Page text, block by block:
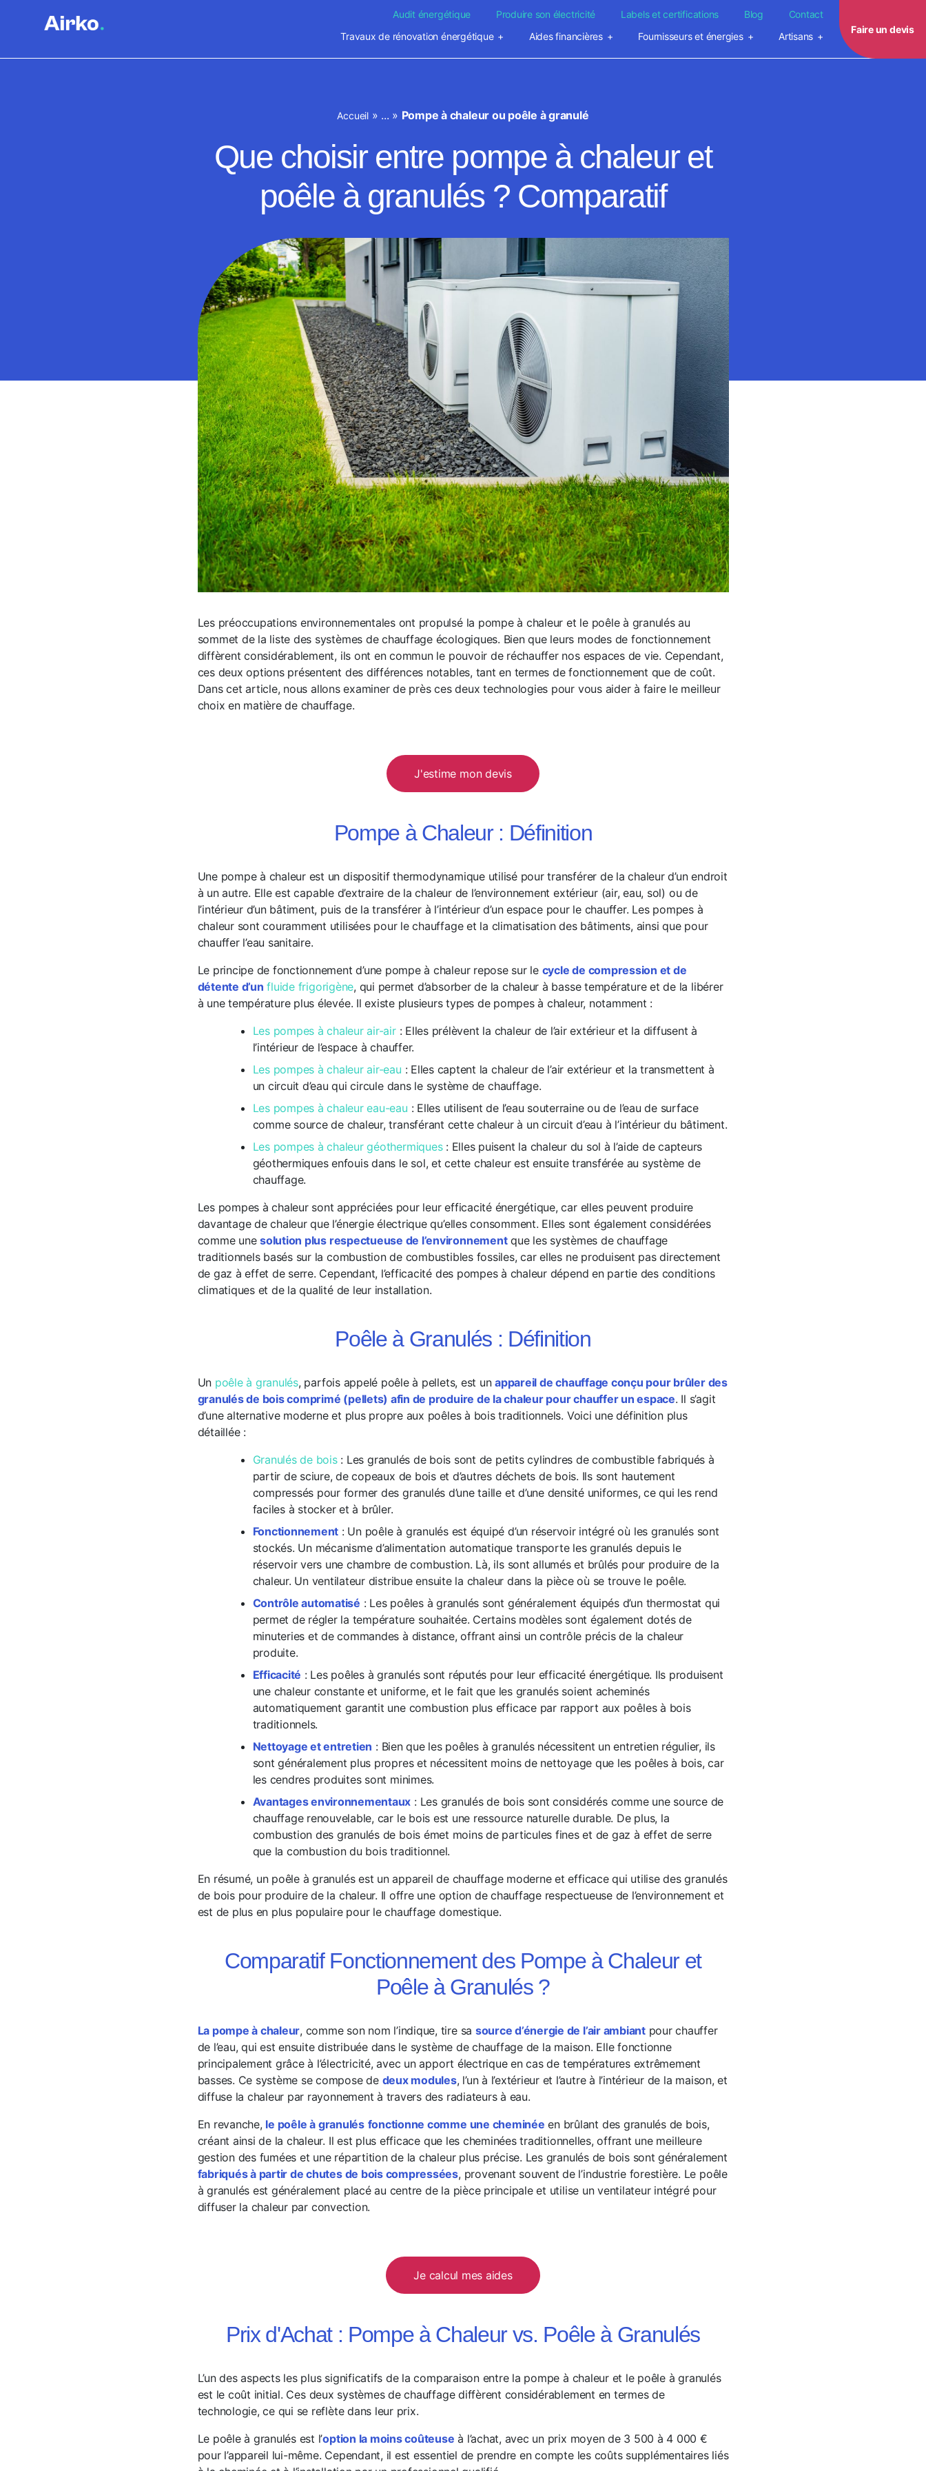
Audit énergétique Produire son électricité Labels et certifications Blog
Contact
Travaux de rénovation énergétique
Aides financières Fournisseurs et énergies Artisans
Faire un devis
Accueil» ... » Pompe à chaleur ou poêle à granulé
Que choisir entre pompe à chaleur et
poêle à granulés ? Comparatif
Les préoccupations environnementales ont propulsé la pompe à chaleur et le poêle à granulés au
sommet de la liste des systèmes de chauffage écologiques. Bien que leurs modes de fonctionnement
diffèrent considérablement, ils ont en commun le pouvoir de réchauffer nos espaces de vie. Cependant,
ces deux options présentent des différences notables, tant en termes de fonctionnement que de coût.
Dans cet article, nous allons examiner de près ces deux technologies pour vous aider à faire le meilleur
choix en matière de chauffage.
J'estime mon devis
Pompe à Chaleur : Définition
Une pompe à chaleur est un dispositif thermodynamique utilisé pour transférer de la chaleur d’un endroit
à un autre. Elle est capable d’extraire de la chaleur de l’environnement extérieur (air, eau, sol) ou de
l’intérieur d’un bâtiment, puis de la transférer à l’intérieur d’un espace pour le chauffer. Les pompes à
chaleur sont couramment utilisées pour le chauffage et la climatisation des bâtiments, ainsi que pour
chauffer l’eau sanitaire.
Le principe de fonctionnement d’une pompe à chaleur repose sur le cycle de compression et de
détente d’un fluide frigorigène, qui permet d’absorber de la chaleur à basse température et de la libérer
à une température plus élevée. Il existe plusieurs types de pompes à chaleur, notamment :
Les pompes à chaleur air-air: Elles prélèvent la chaleur de l’air extérieur et la diffusent à
l’intérieur de l’espace à chauffer.
Les pompes à chaleur air-eau : Elles captent la chaleur de l’air extérieur et la transmettent à
un circuit d’eau qui circule dans le système de chauffage.
Les pompes à chaleur eau-eau : Elles utilisent de l’eau souterraine ou de l’eau de surface
comme source de chaleur, transférant cette chaleur à un circuit d’eau à l’intérieur du bâtiment.
Les pompes à chaleur géothermiques: Elles puisent la chaleur du sol à l’aide de capteurs
géothermiques enfouis dans le sol, et cette chaleur est ensuite transférée au système de
chauffage.
Les pompes à chaleur sont appréciées pour leur efficacité énergétique, car elles peuvent produire
davantage de chaleur que l’énergie électrique qu’elles consomment. Elles sont également considérées
comme unesolution plus respectueuse de l’environnementque les systèmes de chauffage
traditionnels basés sur la combustion de combustibles fossiles, car elles ne produisent pas directement
de gaz à effet de serre. Cependant, l’efficacité des pompes à chaleur dépend en partie des conditions
climatiques et de la qualité de leur installation.
Poêle à Granulés : Définition
Un poêle à granulés, parfois appelé poêle à pellets, est unappareil de chauffage conçu pour brûler des
granulés de bois comprimé (pellets) afin de produire de la chaleur pour chauffer un espace. Il s’agit
d’une alternative moderne et plus propre aux poêles à bois traditionnels. Voici une définition plus
détaillée :
Granulés de bois: Les granulés de bois sont de petits cylindres de combustible fabriqués à
partir de sciure, de copeaux de bois et d’autres déchets de bois. Ils sont hautement
compressés pour former des granulés d’une taille et d’une densité uniformes, ce qui les rend
faciles à stocker et à brûler.
Fonctionnement : Un poêle à granulés est équipé d’un réservoir intégré où les granulés sont
stockés. Un mécanisme d’alimentation automatique transporte les granulés depuis le
réservoir vers une chambre de combustion. Là, ils sont allumés et brûlés pour produire de la
chaleur. Un ventilateur distribue ensuite la chaleur dans la pièce où se trouve le poêle.
Contrôle automatisé : Les poêles à granulés sont généralement équipés d’un thermostat qui
permet de régler la température souhaitée. Certains modèles sont également dotés de
minuteries et de commandes à distance, offrant ainsi un contrôle précis de la chaleur
produite.
Efficacité : Les poêles à granulés sont réputés pour leur efficacité énergétique. Ils produisent
une chaleur constante et uniforme, et le fait que les granulés soient acheminés
automatiquement garantit une combustion plus efficace par rapport aux poêles à bois
traditionnels.
Nettoyage et entretien : Bien que les poêles à granulés nécessitent un entretien régulier, ils
sont généralement plus propres et nécessitent moins de nettoyage que les poêles à bois, car
les cendres produites sont minimes.
Avantages environnementaux : Les granulés de bois sont considérés comme une source de
chauffage renouvelable, car le bois est une ressource naturelle durable. De plus, la
combustion des granulés de bois émet moins de particules fines et de gaz à effet de serre
que la combustion du bois traditionnel.
En résumé, un poêle à granulés est un appareil de chauffage moderne et efficace qui utilise des granulés
de bois pour produire de la chaleur. Il offre une option de chauffage respectueuse de l’environnement et
est de plus en plus populaire pour le chauffage domestique.
Comparatif Fonctionnement des Pompe à Chaleur et
Poêle à Granulés ?
La pompe à chaleur, comme son nom l’indique, tire sa source d’énergie de l’air ambiantpour chauffer
de l’eau, qui est ensuite distribuée dans le système de chauffage de la maison. Elle fonctionne
principalement grâce à l’électricité, avec un apport électrique en cas de températures extrêmement
basses. Ce système se compose de deux modules, l’un à l’extérieur et l’autre à l’intérieur de la maison, et
diffuse la chaleur par rayonnement à travers des radiateurs à eau.
En revanche, le poêle à granulés fonctionne comme une cheminée en brûlant des granulés de bois,
créant ainsi de la chaleur. Il est plus efficace que les cheminées traditionnelles, offrant une meilleure
gestion des fumées et une répartition de la chaleur plus précise. Les granulés de bois sont généralement
fabriqués à partir de chutes de bois compressées, provenant souvent de l’industrie forestière. Le poêle
à granulés est généralement placé au centre de la pièce principale et utilise un ventilateur intégré pour
diffuser la chaleur par convection.
Je calcul mes aides
Prix d'Achat : Pompe à Chaleur vs. Poêle à Granulés
L’un des aspects les plus significatifs de la comparaison entre la pompe à chaleur et le poêle à granulés
est le coût initial. Ces deux systèmes de chauffage diffèrent considérablement en termes de
technologie, ce qui se reflète dans leur prix.
Le poêle à granulés est l’option la moins coûteuse à l’achat, avec un prix moyen de 3 500 à 4 000 €
pour l’appareil lui-même. Cependant, il est essentiel de prendre en compte les coûts supplémentaires liés